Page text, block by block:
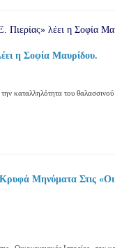
η Σοφία Μαυρίδου.
καταλληλότητα του
Κρυφά Μηνύματα Στις